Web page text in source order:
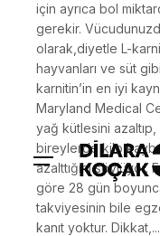
için ayrıca bol
gerekir.
olarak,diyetle L-
hayvanları ve süt
karnitin’in en iyi
Maryland Medical
yağ kütlesini azaltıp,
bireylerde kilo
azalttığını söylüyor.
göre 28 gün
takviyesinin bile
kanıt yoktur. Dikkat,...